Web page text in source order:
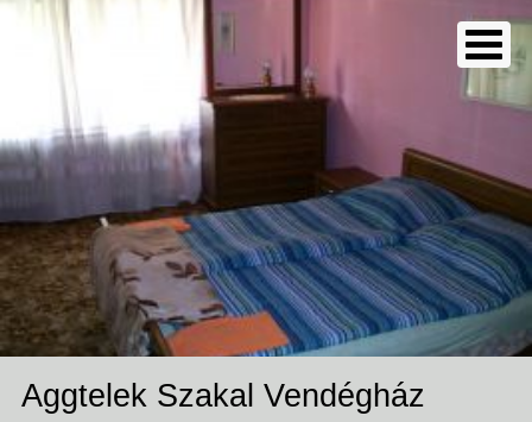
Aggtelek Szakal Vendégház